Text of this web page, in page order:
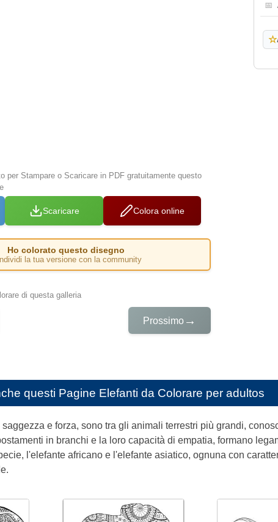
per Stampare o Scaricare in PDF gratuitamente questo
Scaricare Colora online
Ho colorato questo disegno
la tua versione con la community
di questa galleria
Prossimo →
📅
☆
questi Pagine Elefanti da Colorare per adultos
e forza, sono tra gli animali terrestri più grandi,
in branchi e la loro capacità di empatia, formano
l'elefante africano e l'elefante asiatico, ognuna con